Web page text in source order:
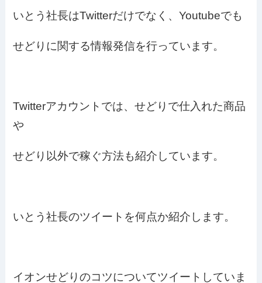
いとう社長はTwitterだけでなく、Youtubeでも
せどりに関する情報発信を行っています。
Twitterアカウントでは、せどりで仕入れた商品
や
せどり以外で稼ぐ方法も紹介しています。
いとう社長のツイートを何点か紹介します。
イオンせどりのコツについてツイートしていま